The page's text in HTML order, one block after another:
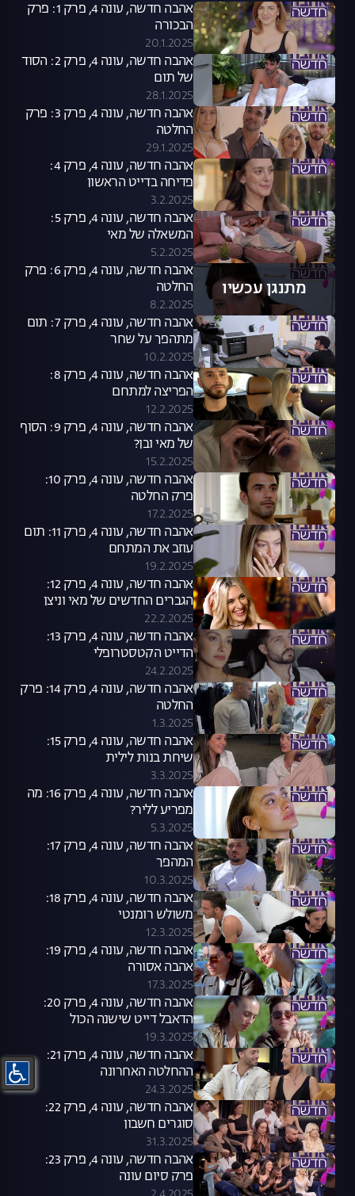
אהבה חדשה, עונה 4, פרק 1: פרק
הבכורה
20.1.2025
אהבה חדשה, עונה 4, פרק 2: הסוד
של תום
28.1.2025
אהבה חדשה, עונה 4, פרק 3: פרק
החלטה
29.1.2025
אהבה חדשה, עונה 4, פרק 4:
פדיחה בדייט הראשון
3.2.2025
אהבה חדשה, עונה 4, פרק 5:
המשאלה של מאי
5.2.2025
מתנגן עכשיו
אהבה חדשה, עונה 4, פרק 6: פרק
החלטה
8.2.2025
אהבה חדשה, עונה 4, פרק 7: תום
מתהפך על שחר
10.2.2025
אהבה חדשה, עונה 4, פרק 8:
הפריצה למתחם
12.2.2025
אהבה חדשה, עונה 4, פרק 9: הסוף
של מאי ובן?
15.2.2025
אהבה חדשה, עונה 4, פרק 10:
פרק החלטה
17.2.2025
אהבה חדשה, עונה 4, פרק 11: תום
עוזב את המתחם
19.2.2025
אהבה חדשה, עונה 4, פרק 12:
הגברים החדשים של מאי וניצן
22.2.2025
אהבה חדשה, עונה 4, פרק 13:
הדייט הקטסטרופלי
24.2.2025
אהבה חדשה, עונה 4, פרק 14: פרק
החלטה
1.3.2025
אהבה חדשה, עונה 4, פרק 15:
שיחת בנות לילית
3.3.2025
אהבה חדשה, עונה 4, פרק 16: מה
מפריע לליר?
5.3.2025
אהבה חדשה, עונה 4, פרק 17:
המהפך
10.3.2025
אהבה חדשה, עונה 4, פרק 18:
משולש רומנטי
12.3.2025
אהבה חדשה, עונה 4, פרק 19:
אהבה אסורה
17.3.2025
אהבה חדשה, עונה 4, פרק 20:
הדאבל דייט שישנה הכול
19.3.2025
אהבה חדשה, עונה 4, פרק 21:
ההחלטה האחרונה
24.3.2025
אהבה חדשה, עונה 4, פרק 22:
סוגרים חשבון
31.3.2025
אהבה חדשה, עונה 4, פרק 23:
פרק סיום עונה